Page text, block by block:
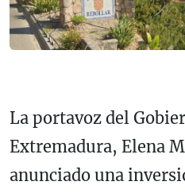
La portavoz del
Extremadura, Elena
anunciado una